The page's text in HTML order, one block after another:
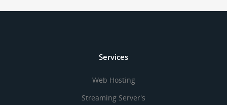
Services
Web Hosting
Streaming Server's